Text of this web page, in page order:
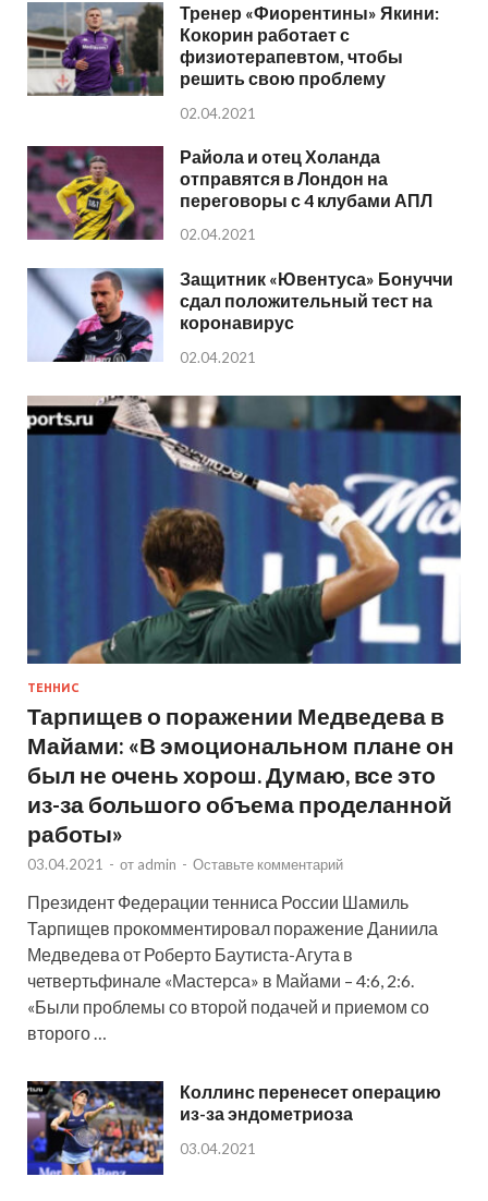
Тренер «Фиорентины» Якини:
Кокорин работает с
физиотерапевтом, чтобы
решить свою проблему
02.04.2021
Райола и отец Холанда
отправятся в Лондон на
переговоры с 4 клубами АПЛ
02.04.2021
Защитник «Ювентуса» Бонуччи
сдал положительный тест на
коронавирус
02.04.2021
ТЕННИС
Тарпищев о поражении Медведева в
Майами: «В эмоциональном плане он
был не очень хорош. Думаю, все это
из-за большого объема проделанной
работы»
03.04.2021 - от admin - Оставьте комментарий
Президент Федерации тенниса России Шамиль
Тарпищев прокомментировал поражение Даниила
Медведева от Роберто Баутиста-Агута в
четвертьфинале «Мастерса» в Майами – 4:6, 2:6.
«Были проблемы со второй подачей и приемом со
второго …
Коллинс перенесет операцию
из-за эндометриоза
03.04.2021